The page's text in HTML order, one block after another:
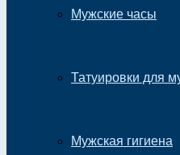
Мужские часы
Татуировки для
Мужская гигиена